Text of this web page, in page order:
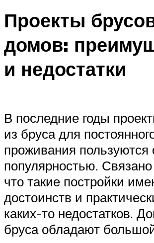
Проекты
домов:
и недостатки
В последние годы
из бруса для
проживания пользуются
популярностью.
что такие постройки
достоинств и
каких-то недостатков.
бруса обладают